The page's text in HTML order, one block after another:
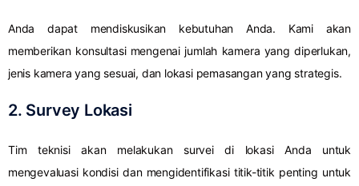
Anda dapat mendiskusikan kebutuhan Anda. Kami akan
memberikan konsultasi mengenai jumlah kamera yang diperlukan,
jenis kamera yang sesuai, dan lokasi pemasangan yang strategis.
2. Survey Lokasi
Tim teknisi akan melakukan survei di lokasi Anda untuk
mengevaluasi kondisi dan mengidentifikasi titik-titik penting untuk